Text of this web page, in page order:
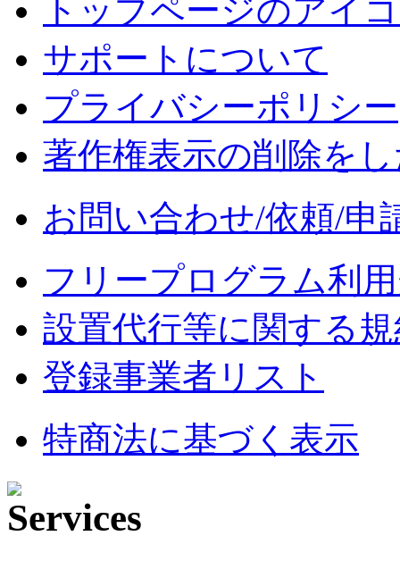
トップページのアイ
サポートについて
プライバシーポリシー
著作権表示の削除を
お問い合わせ/依頼/申
フリープログラム利
設置代行等に関する
登録事業者リスト
特商法に基づく表示